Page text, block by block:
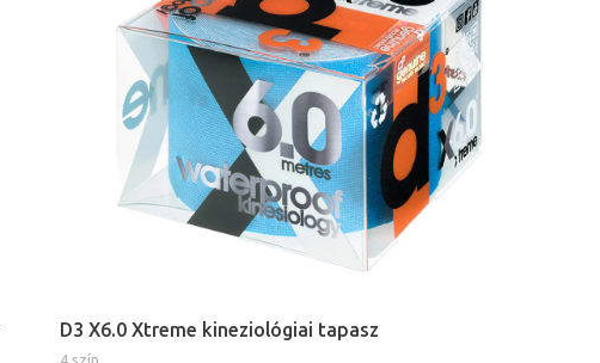
D3 X6.0 Xtreme kineziológiai tapasz